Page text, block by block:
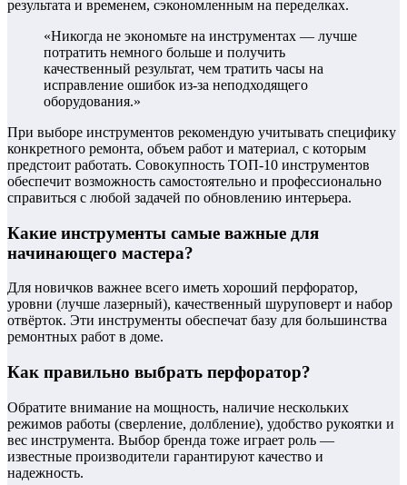
результата и временем, сэкономленным на переделках.
«Никогда не экономьте на инструментах — лучше
потратить немного больше и получить
качественный результат, чем тратить часы на
исправление ошибок из-за неподходящего
оборудования.»
При выборе инструментов рекомендую учитывать специфику
конкретного ремонта, объем работ и материал, с которым
предстоит работать. Совокупность ТОП-10 инструментов
обеспечит возможность самостоятельно и профессионально
справиться с любой задачей по обновлению интерьера.
Какие инструменты самые важные для
начинающего мастера?
Для новичков важнее всего иметь хороший перфоратор,
уровни (лучше лазерный), качественный шуруповерт и набор
отвёрток. Эти инструменты обеспечат базу для большинства
ремонтных работ в доме.
Как правильно выбрать перфоратор?
Обратите внимание на мощность, наличие нескольких
режимов работы (сверление, долбление), удобство рукоятки и
вес инструмента. Выбор бренда тоже играет роль —
известные производители гарантируют качество и
надежность.